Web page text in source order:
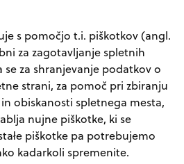
s pomočjo t.i. piškotkov (angl.
za zagotavljanje spletnih
za shranjevanje podatkov o
strani, za pomoč pri zbiranju
obiskanosti spletnega mesta,
nujne piškotke, ki se
piškotke pa potrebujemo
kadarkoli spremenite.